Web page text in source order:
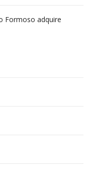
desabamentos são
Formoso adquire